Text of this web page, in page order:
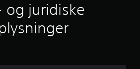
og juridiske